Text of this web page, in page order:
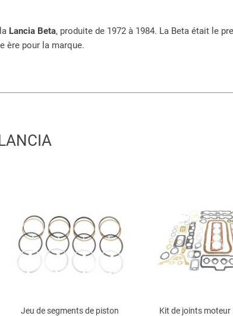
Lancia Beta, produite de 1972 à 1984. La Beta était le
ère pour la marque.
Jeu de segments de piston
Kit de joints moteur